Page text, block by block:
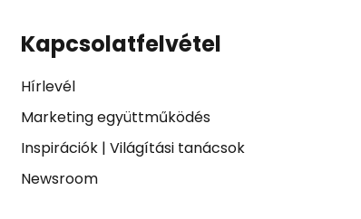
Kapcsolatfelvétel
Hírlevél
Marketing együttműködés
Inspirációk| Világítási tanácsok
Newsroom